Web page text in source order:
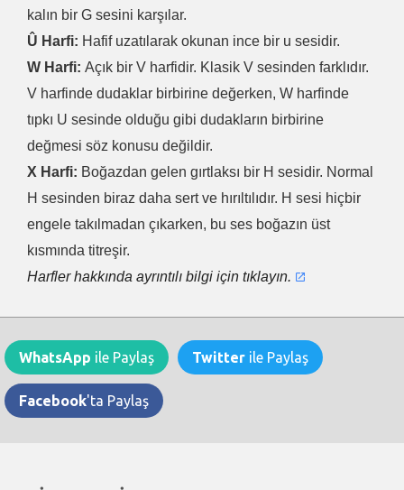
kalın bir G sesini karşılar.
Û Harfi: Hafif uzatılarak okunan ince bir u sesidir.
W Harfi: Açık bir V harfidir. Klasik V sesinden farklıdır.
V harfinde dudaklar birbirine değerken, W harfinde
tıpkı U sesinde olduğu gibi dudakların birbirine
değmesi söz konusu değildir.
X Harfi: Boğazdan gelen gırtlaksı bir H sesidir. Normal
H sesinden biraz daha sert ve hırıltılıdır. H sesi hiçbir
engele takılmadan çıkarken, bu ses boğazın üst
kısmında titreşir.
Harfler hakkında ayrıntılı bilgi için tıklayın.
WhatsApp ile Paylaş Twitter ile Paylaş
Facebook'ta Paylaş